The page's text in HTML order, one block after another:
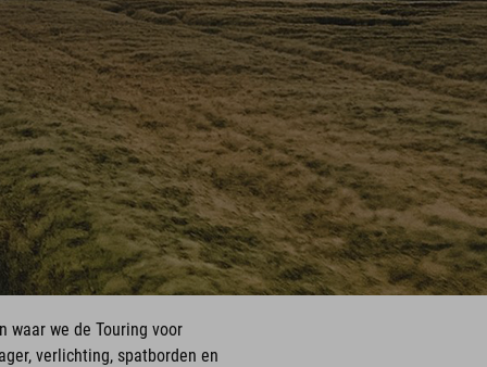
we de Touring voor
verlichting, spatborden en